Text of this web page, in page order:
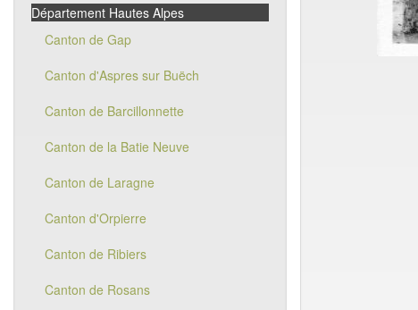
Département Hautes Alpes
Canton de Gap
Canton d'Aspres sur Buëch
Canton de Barcillonnette
Canton de la Batie Neuve
Canton de Laragne
Canton d'Orpierre
Canton de Ribiers
Canton de Rosans